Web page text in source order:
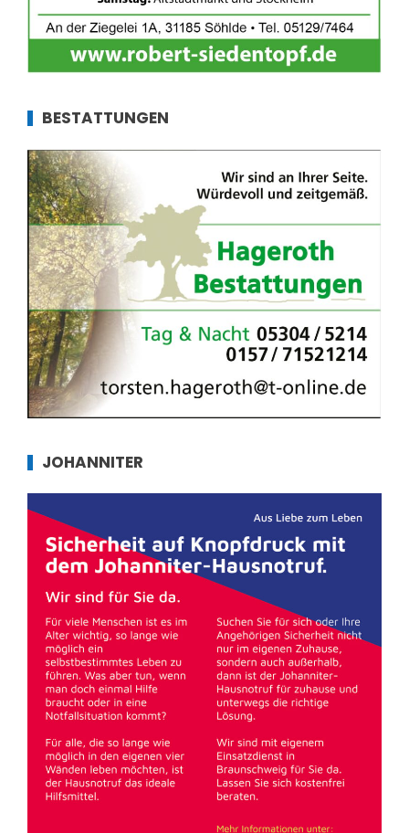
BESTATTUNGEN
JOHANNITER